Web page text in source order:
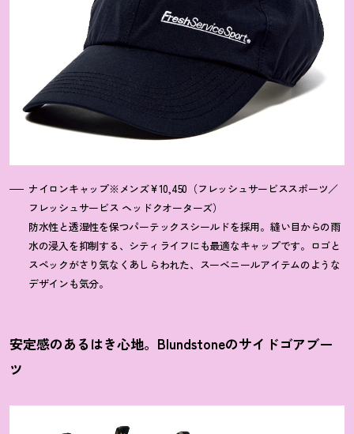
ナイロンキャップ※メンズ¥10,450（フレッシュサービススポーツ／
フレッシュサービス ヘッドクオーターズ）
防水性と透湿性を保つパーテックスシールドを採用。縫い目からの雨
水の浸入を抑制する、シティライフにも最適なキャップです。ロゴと
スペックがさり気なくあしらわれた、スーベニールアイテムのような
デザインも気分。
安定感のあるはき心地。Blundstoneのサイドゴアブー
ツ